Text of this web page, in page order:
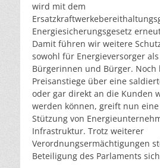
wird mit dem
Energiesicherungsgesetz
Damit führen wir weitere
sowohl für Energieversorger
Bürgerinnen und Bürger. Noch
Preisanstiege über eine
oder gar direkt an die Kunden
werden können, greift nun
Stützung von
Infrastruktur. Trotz weiterer
Verordnungsermächtigungen
Beteiligung des Parlaments